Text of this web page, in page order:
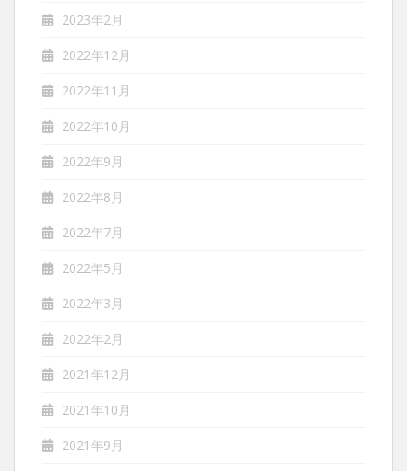
2023年2月
2022年12月
2022年11月
2022年10月
2022年9月
2022年8月
2022年7月
2022年5月
2022年3月
2022年2月
2021年12月
2021年10月
2021年9月